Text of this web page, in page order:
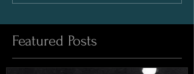
Featured Posts